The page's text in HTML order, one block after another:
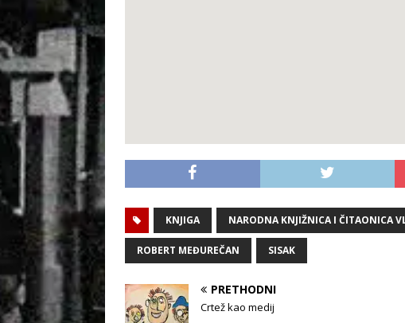
KNJIGA NARODNA KNJIŽNICA I ČITAONICA
ROBERT MEĐUREČAN SISAK
PRETHODNI
Crtež kao medij